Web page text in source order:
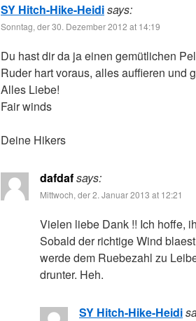
SY Hitch-Hike-Heidisays:
Sonntag, der 30. Dezember 2012 at 14:19
Du hast dir da ja einen gemütlichen
Ruder hart voraus, alles auffieren und
Alles Liebe!
Fair winds
Deine Hikers
dafdafsays:
Mittwoch, der 2. Januar 2013 at 12:21
Vielen liebe Dank !! Ich hoffe,
Sobald der richtige Wind
werde dem Ruebezahl zu
drunter. Heh.
SY Hitch-Hike-Heidi